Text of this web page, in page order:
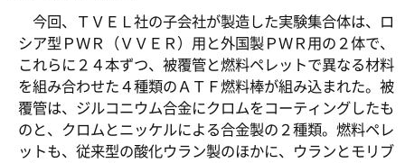
今回、ＴＶＥＬ社の子会社が製造した実験集合体は、ロ
シア型ＰＷＲ（ＶＶＥＲ）用と外国製ＰＷＲ用の２体で、
これらに２４本ずつ、被覆管と燃料ペレットで異なる材料
を組み合わせた４種類のＡＴＦ燃料棒が組み込まれた。被
覆管は、ジルコニウム合金にクロムをコーティングしたも
のと、クロムとニッケルによる合金製の２種類。燃料ペレ
ットも、従来型の酸化ウラン製のほかに、ウランとモリブ